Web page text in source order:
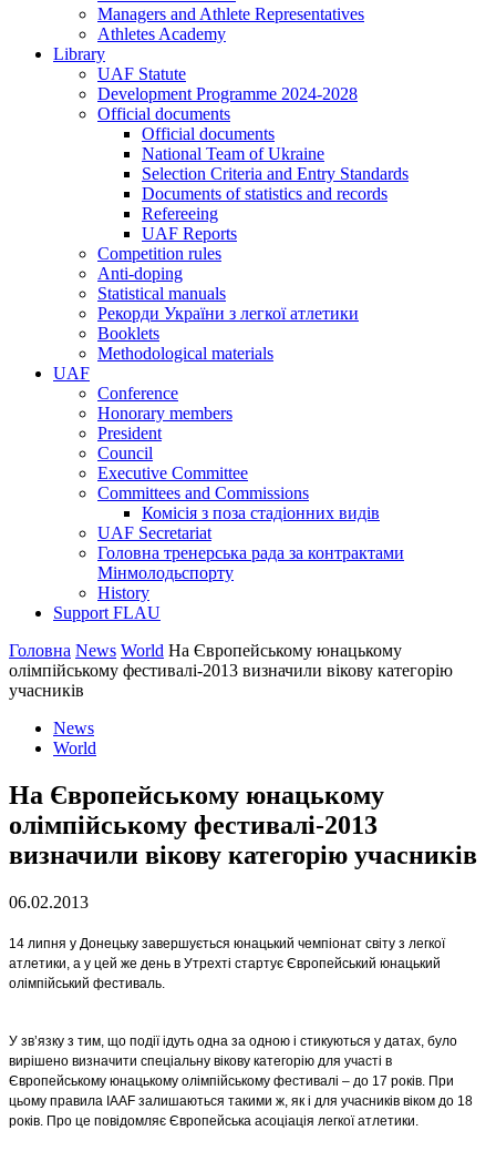
Managers and Athlete Representatives
Athletes Academy
Library
UAF Statute
Development Programme 2024-2028
Official documents
Official documents
National Team of Ukraine
Selection Criteria and Entry Standards
Documents of statistics and records
Refereeing
UAF Reports
Competition rules
Anti-doping
Statistical manuals
Рекорди України з легкої атлетики
Booklets
Methodological materials
UAF
Conference
Honorary members
President
Council
Executive Committee
Committees and Commissions
Комісія з поза стадіонних видів
UAF Secretariat
Головна тренерська рада за контрактами
Мінмолодьспорту
History
Support FLAU
Головна News World На Європейському юнацькому
олімпійському фестивалі-2013 визначили вікову категорію
учасників
News
World
На Європейському юнацькому
олімпійському фестивалі-2013
визначили вікову категорію учасників
06.02.2013
14 липня у Донецьку завершується юнацький чемпіонат світу з легкої
атлетики, а у цей же день в Утрехті стартує Європейський юнацький
олімпійський фестиваль.
У зв’язку з тим, що події ідуть одна за одною і стикуються у датах, було
вирішено визначити спеціальну вікову категорію для участі в
Європейському юнацькому олімпійському фестивалі – до 17 років. При
цьому правила IAAF залишаються такими ж, як і для учасників віком до 18
років. Про це повідомляє Європейська асоціація легкої атлетики.